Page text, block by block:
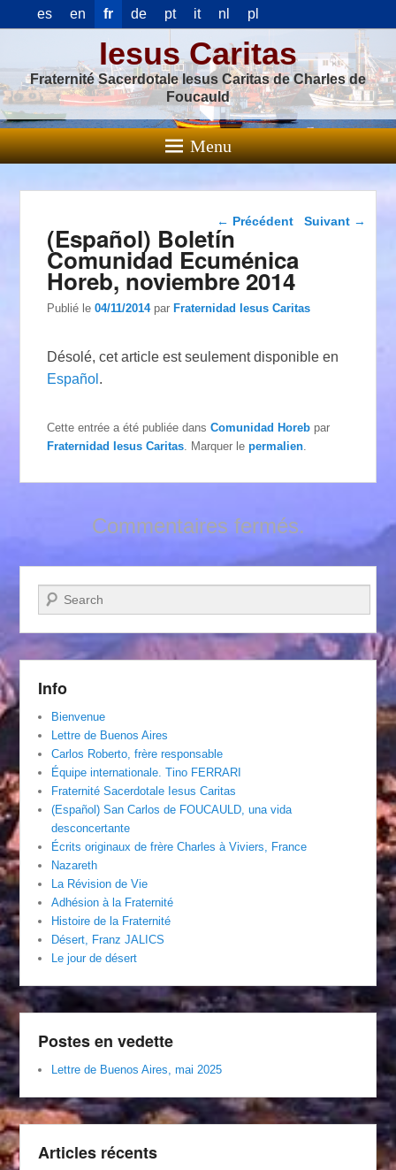
es en fr de pt it nl pl
Iesus Caritas
Fraternité Sacerdotale Iesus Caritas de Charles de
Foucauld
Menu
Navigation dans les
← Précédent Suivant →
(Español) Boletín
Comunidad Ecuménica
Horeb, noviembre 2014
Publié le04/11/2014 parFraternidad Iesus Caritas
Désolé, cet article est seulement disponible en
Español .
Cette entrée a été publiée dansComunidad Horeb par
Fraternidad Iesus Caritas . Marquer lepermalien
Commentaires fermés.
Recherche
Info
Bienvenue
Lettre de Buenos Aires
Carlos Roberto, frère responsable
Équipe internationale. Tino FERRARI
Fraternité Sacerdotale Iesus Caritas
(Español) San Carlos de FOUCAULD, una vida
desconcertante
Écrits originaux de frère Charles à Viviers, France
Nazareth
La Révision de Vie
Adhésion à la Fraternité
Histoire de la Fraternité
Désert, Franz JALICS
Le jour de désert
Postes en vedette
Lettre de Buenos Aires, mai 2025
Articles récents